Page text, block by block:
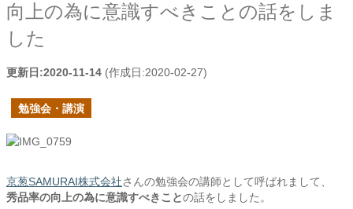
向上の為に意識すべきことの話をしま
した
更新日:2020-11-14 (作成日:2020-02-27)
勉強会・講演
京葱SAMURAI株式会社さんの勉強会の講師として呼ばれまして、
秀品率の向上の為に意識すべきことの話をしました。